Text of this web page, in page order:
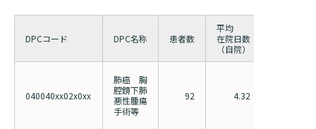
DPCコード DPC名称 患者数
平均
在院日数
（自院）
040040xx02x0xx
肺癌 胸
腔鏡下肺
悪性腫瘍
手術等
92 4.32